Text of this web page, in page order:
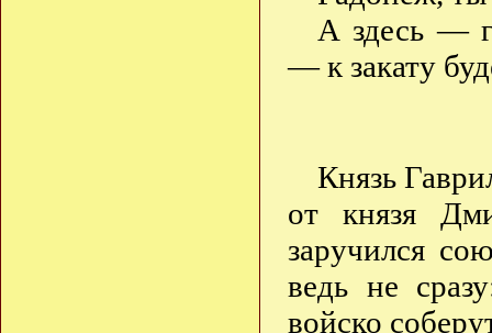
А здесь —
— к закату
Князь
от князя
заручился
ведь не
войско